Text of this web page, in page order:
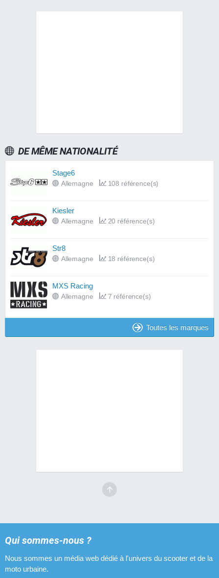
DE MÊME NATIONALITÉ
Stage6
Allemagne 108 référence(s)
Kiesler
Allemagne 20 référence(s)
Str8
Allemagne 18 référence(s)
MXS Racing
Allemagne 7 référence(s)
Toutes les marques
Qui sommes-nous ?
Nous sommes un média web dédié à l'univers du scooter et de la
moto urbaine.